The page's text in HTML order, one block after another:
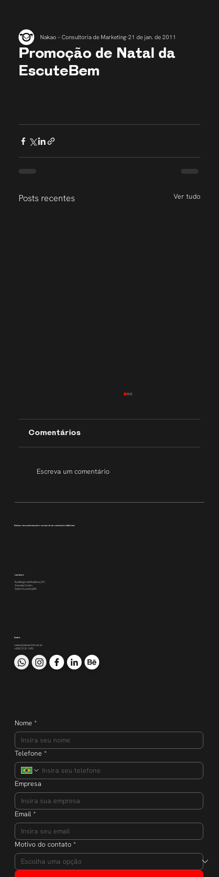
Promoção de Natal da
EscuteBem
Nakao – Consultoria de Marketing 21 de jan. de 2011
Posts recentes Ver tudo
Comentários
Escreva um comentário
Conheça como podemos apoiar a execução da sua comunicação institucional
Localização
Rua Borges de Medeiros, 391,
2o andar, Centro,
Santa Cruz do Sul/RS
Contato
nakao@nakaomkt.com.br
+55 51 3121-1470
Nome *
Telefone *
Empresa
Email *
Motivo do contato *